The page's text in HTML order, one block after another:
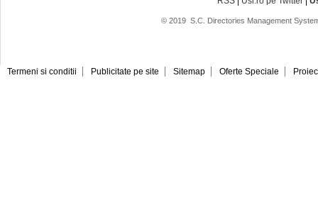
© 2019 S.C. Directories Management
Termeni si conditii Publicitate pe site Sitemap Oferte Speciale